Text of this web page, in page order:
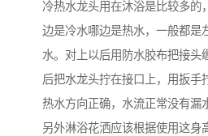
冷热水龙头用在沐浴是比较多的
边是冷水哪边是热水，一般都是
水。对上以后用防水胶布把接头
后把水龙头拧在接口上，用扳手
热水方向正确，水流正常没有漏
另外淋浴花洒应该根据使用这身